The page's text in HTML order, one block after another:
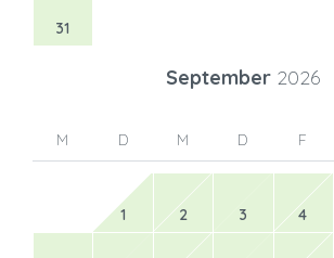
31
September 2026
M D M D F
1 2 3 4